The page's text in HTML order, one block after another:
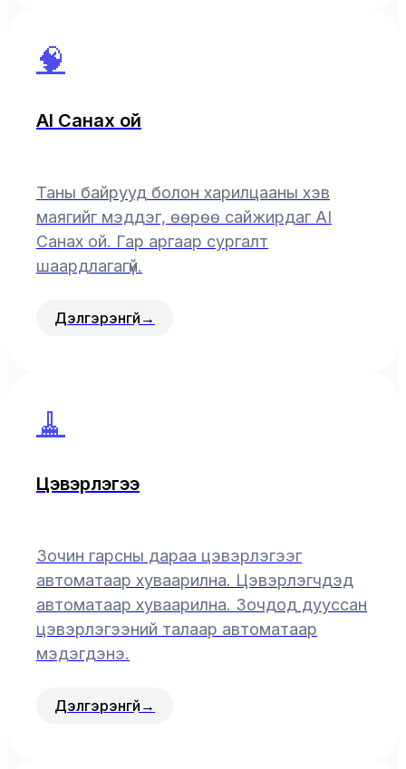
🧠
AI Санах ой
Таны байрууд болон харилцааны хэв
маягийг мэддэг, өөрөө сайжирдаг AI
Санах ой. Гар аргаар сургалт
шаардлагагүй.
Дэлгэрэнгүй →
🧹
Цэвэрлэгээ
Зочин гарсны дараа цэвэрлэгээг
автоматаар хуваарилна. Цэвэрлэгчдэд
автоматаар хуваарилна. Зочдод дууссан
цэвэрлэгээний талаар автоматаар
мэдэгдэнэ.
Дэлгэрэнгүй →